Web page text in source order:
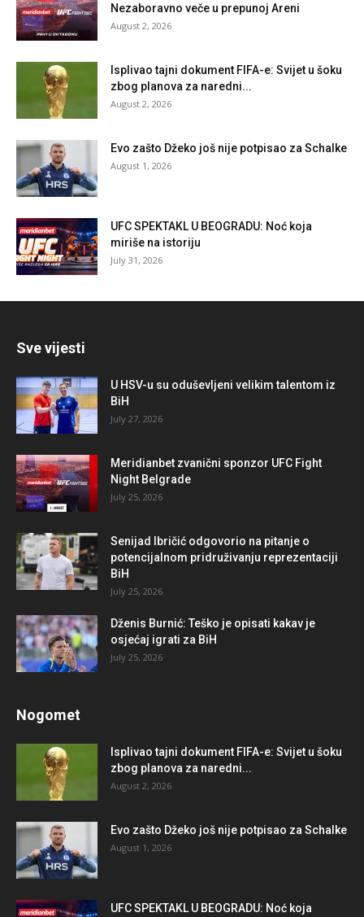
Nezaboravno veče u prepunoj Areni
August 2, 2026
Isplivao tajni dokument FIFA-e: Svijet u šoku
zbog planova za naredni...
August 2, 2026
Evo zašto Džeko još nije potpisao za Schalke
August 1, 2026
UFC SPEKTAKL U BEOGRADU: Noć koja
miriše na istoriju
July 31, 2026
Sve vijesti
U HSV-u su oduševljeni velikim talentom iz
BiH
July 27, 2026
Meridianbet zvanični sponzor UFC Fight
Night Belgrade
July 25, 2026
Senijad Ibričić odgovorio na pitanje o
potencijalnom pridruživanju reprezentaciji
BiH
July 25, 2026
Dženis Burnić: Teško je opisati kakav je
osjećaj igrati za BiH
July 25, 2026
Nogomet
Isplivao tajni dokument FIFA-e: Svijet u šoku
zbog planova za naredni...
August 2, 2026
Evo zašto Džeko još nije potpisao za Schalke
August 1, 2026
UFC SPEKTAKL U BEOGRADU: Noć koja